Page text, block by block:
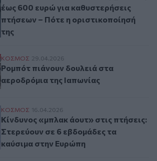
έως 600 ευρώ για καθυστερήσεις
πτήσεων – Πότε η οριστικοποίησή
της
Ρομπότ πιάνουν δουλειά στα αεροδρόμια
ΚΟΣΜΟΣ 29.04.2026
Ρομπότ πιάνουν δουλειά στα
αεροδρόμια της Ιαπωνίας
Κίνδυνος «μπλακ άουτ» στις πτήσεις:
ΚΟΣΜΟΣ 16.04.2026
Κίνδυνος «μπλακ άουτ» στις πτήσεις:
Στερεύουν σε 6 εβδομάδες τα
καύσιμα στην Ευρώπη